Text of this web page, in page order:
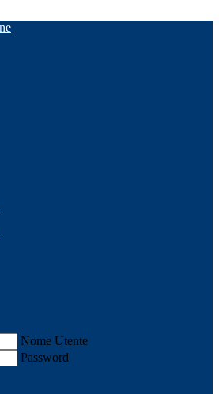
Nome Utente
Password